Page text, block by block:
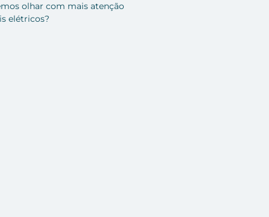
olhar com mais atenção
elétricos?